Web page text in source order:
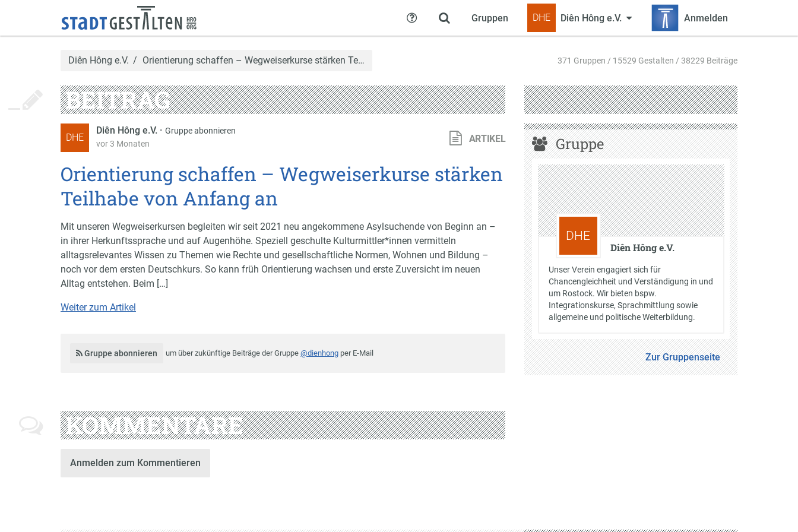
Gruppen DHE Diên Hông e.V. Anmelden
Hilfe
Diên Hông e.V. Orientierung schaffen – Wegweiserkurse stärken Te… 371 Gruppen / 15529 Gestalten / 38229 Beiträge
BEITRAG
DHE
Diên Hông e.V. · Gruppe abonnieren
vor 3 Monaten
ARTIKEL
Orientierung schaffen – Wegweiserkurse stärken
Teilhabe von Anfang an
Mit unseren Wegweiserkursen begleiten wir seit 2021 neu angekommene Asylsuchende von Beginn an –
in ihrer Herkunftssprache und auf Augenhöhe. Speziell geschulte Kulturmittler*innen vermitteln
alltagsrelevantes Wissen zu Themen wie Rechte und gesellschaftliche Normen, Wohnen und Bildung –
noch vor dem ersten Deutschkurs. So kann früh Orientierung wachsen und erste Zuversicht im neuen
Alltag entstehen. Beim […]
Weiter zum Artikel
Gruppe abonnieren um über zukünftige Beiträge der Gruppe@dienhong per E-Mail
KOMMENTARE
Anmelden zum Kommentieren
Gruppe
DHE
Diên Hông e.V.
Unser Verein engagiert sich für
Chancengleichheit und Verständigung in und
um Rostock. Wir bieten bspw.
Integrationskurse, Sprachmittlung sowie
allgemeine und politische Weiterbildung.
Zur Gruppenseite